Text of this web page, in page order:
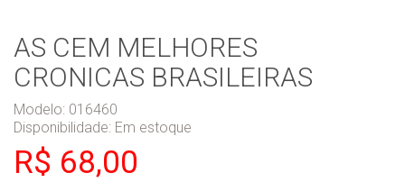
AS CEM MELHORES
CRONICAS BRASILEIRAS
Modelo: 016460
Disponibilidade: Em estoque
R$ 68,00